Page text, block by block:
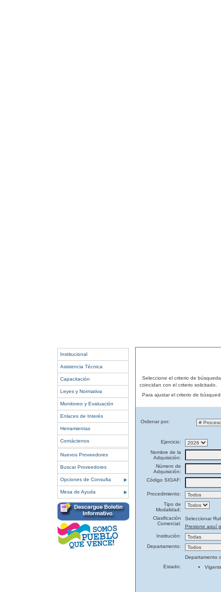
Institucional
Asistencia Técnica
Capacitación
Leyes y Normativa
Monitoreo y Evaluación
Enlaces de Interés
Herramientas
Contáctenos
Nuevos Proveedores
Buscar Proveedores
Opciones de Consulta
Mesa de Ayuda
Seleccione el criterio de
coincidan con el criterio solicitado.
Para ajustar el criterio de
Ordenar por:
Ejercicio:
Nombre de la
Adquisición:
Número de
Adquisición:
Código SIGAF:
Procedimiento:
Tipo de
Modalidad:
Clasificación
Comercial:
Seleccionar
Presione aquí
Institución:
Departamento:
Departamento
Estado: